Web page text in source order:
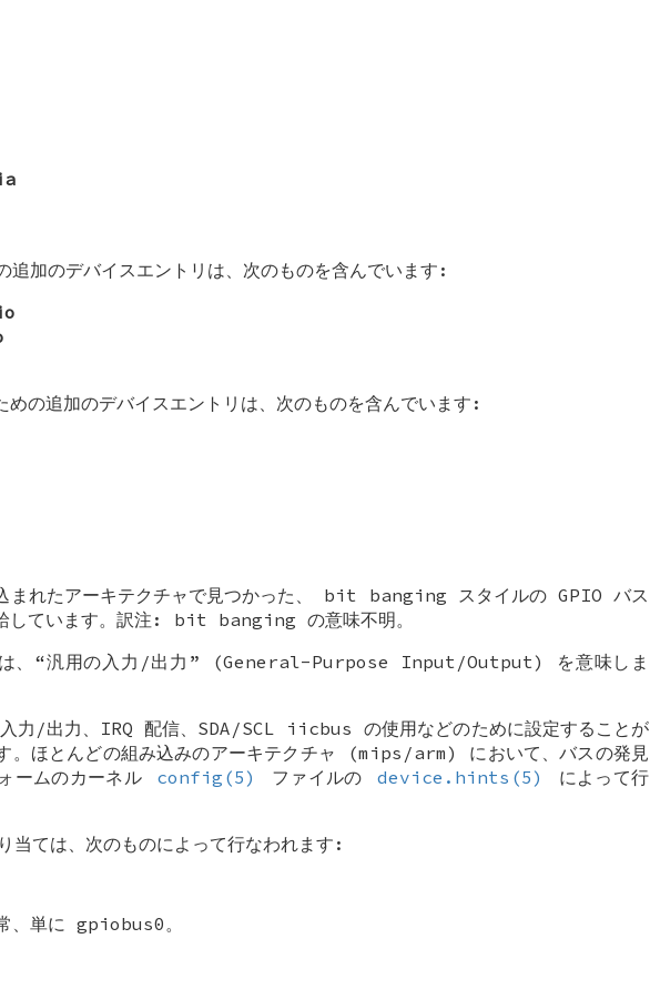
追加のデバイスエントリは、次のものを含んでいます:
めの追加のデバイスエントリは、次のものを含んでいます:
まれたアーキテクチャで見つかった、 bit banging スタイルの GPIO バス
しています。訳注: bit banging の意味不明。
、“汎用の入力/出力” (General-Purpose Input/Output) を意味しま
力/出力、IRQ 配信、SDA/SCL iicbus の使用などのために設定することが
。ほとんどの組み込みのアーキテクチャ (mips/arm) において、バスの発見
ームのカーネル
config(5) ファイルの device.hints(5)
によって行
当ては、次のものによって行なわれます:
、単に gpiobus0。